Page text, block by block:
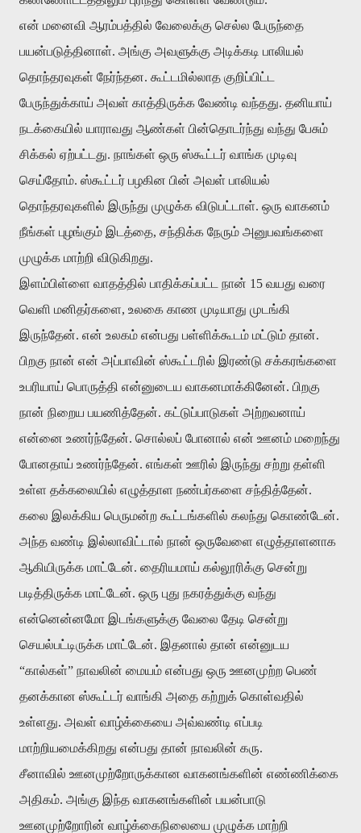
என் மனைவி ஆரம்பத்தில் வேலைக்கு செல்ல பேருந்தை
பயன்படுத்தினாள். அங்கு அவளுக்கு அடிக்கடி பாலியல்
தொந்தரவுகள் நேர்ந்தன. கூட்டமில்லாத குறிப்பிட்ட
பேருந்துக்காய் அவள் காத்திருக்க வேண்டி வந்தது. தனியாய்
நடக்கையில் யாராவது ஆண்கள் பின்தொடர்ந்து வந்து பேசும்
சிக்கல் ஏற்பட்டது. நாங்கள் ஒரு ஸ்கூட்டர் வாங்க முடிவு
செய்தோம். ஸ்கூட்டர் பழகின பின் அவள் பாலியல்
தொந்தரவுகளில் இருந்து முழுக்க விடுபட்டாள். ஒரு வாகனம்
நீங்கள் புழங்கும் இடத்தை, சந்திக்க நேரும் அனுபவங்களை
முழுக்க மாற்றி விடுகிறது.
இளம்பிள்ளை வாதத்தில் பாதிக்கப்பட்ட நான் 15 வயது வரை
வெளி மனிதர்களை, உலகை காண முடியாது முடங்கி
இருந்தேன். என் உலகம் என்பது பள்ளிக்கூடம் மட்டும் தான்.
பிறகு நான் என் அப்பாவின் ஸ்கூட்டரில் இரண்டு சக்கரங்களை
உபரியாய் பொருத்தி என்னுடைய வாகனமாக்கினேன். பிறகு
நான் நிறைய பயணித்தேன். கட்டுப்பாடுகள் அற்றவனாய்
என்னை உணர்ந்தேன். சொல்லப் போனால் என் ஊனம் மறைந்து
போனதாய் உணர்ந்தேன். எங்கள் ஊரில் இருந்து சற்று தள்ளி
உள்ள தக்கலையில் எழுத்தாள நண்பர்களை சந்தித்தேன்.
கலை இலக்கிய பெருமன்ற கூட்டங்களில் கலந்து கொண்டேன்.
அந்த வண்டி இல்லாவிட்டால் நான் ஒருவேளை எழுத்தாளனாக
ஆகியிருக்க மாட்டேன். தைரியமாய் கல்லூரிக்கு சென்று
படித்திருக்க மாட்டேன். ஒரு புது நகரத்துக்கு வந்து
என்னென்னமோ இடங்களுக்கு வேலை தேடி சென்று
செயல்பட்டிருக்க மாட்டேன். இதனால் தான் என்னுடய
“கால்கள்” நாவலின் மையம் என்பது ஒரு ஊனமுற்ற பெண்
தனக்கான ஸ்கூட்டர் வாங்கி அதை கற்றுக் கொள்வதில்
உள்ளது. அவள் வாழ்க்கையை அவ்வண்டி எப்படி
மாற்றியமைக்கிறது என்பது தான் நாவலின் கரு.
சீனாவில் ஊனமுற்றோருக்கான வாகனங்களின் எண்ணிக்கை
அதிகம். அங்கு இந்த வாகனங்களின் பயன்பாடு
ஊனமுற்றோரின் வாழ்க்கைநிலையை முழுக்க மாற்றி